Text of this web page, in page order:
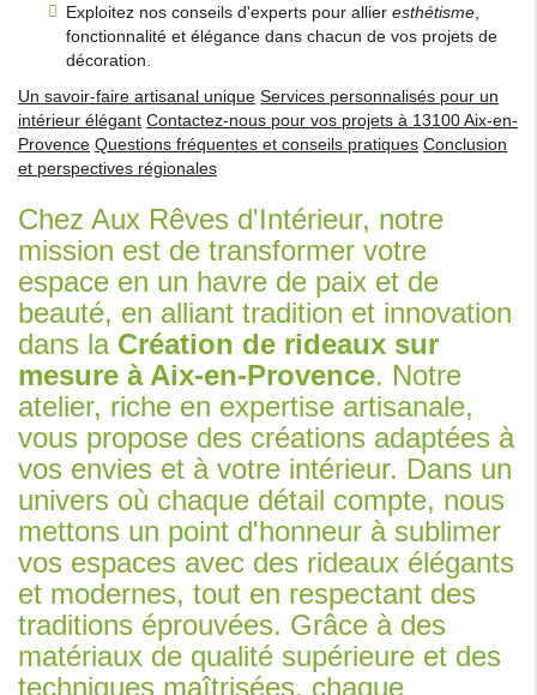
Exploitez nos conseils d'experts pour allier esthétisme,
fonctionnalité et élégance dans chacun de vos projets de
décoration.
Un savoir-faire artisanal unique Services personnalisés pour un
intérieur élégant Contactez-nous pour vos projets à 13100 Aix-en-
Provence Questions fréquentes et conseils pratiques Conclusion
et perspectives régionales
Chez Aux Rêves d'Intérieur, notre
mission est de transformer votre
espace en un havre de paix et de
beauté, en alliant tradition et innovation
dans la Création de rideaux sur
mesure à Aix-en-Provence. Notre
atelier, riche en expertise artisanale,
vous propose des créations adaptées à
vos envies et à votre intérieur. Dans un
univers où chaque détail compte, nous
mettons un point d'honneur à sublimer
vos espaces avec des rideaux élégants
et modernes, tout en respectant des
traditions éprouvées. Grâce à des
matériaux de qualité supérieure et des
techniques maîtrisées, chaque